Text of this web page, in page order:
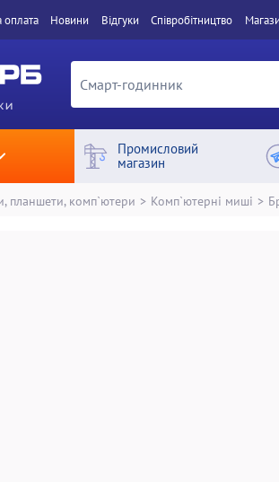
оплата Новини Вiдгуки Співробітництво
Промисловий
магазин
планшети, комп`ютери > Комп`ютерні миші >